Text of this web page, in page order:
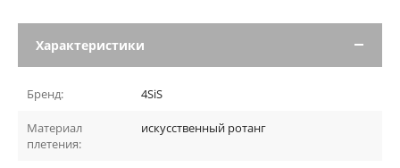
Характеристики
Бренд: 4SiS
Материал
плетения:
искусственный ротанг